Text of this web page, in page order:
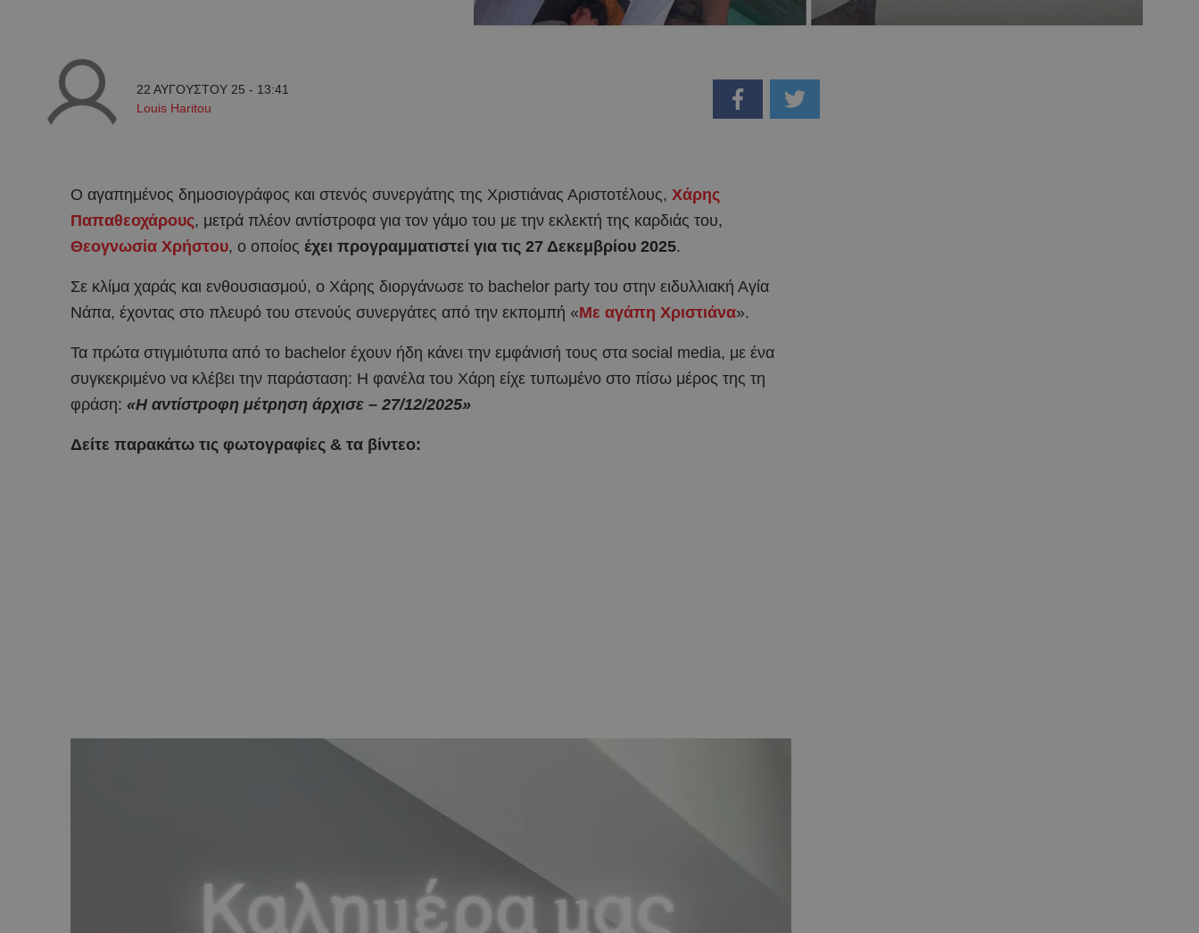
22 ΑΥΓΟΥΣΤΟΥ 25 - 13:41
Louis Haritou
Ο αγαπημένος δημοσιογράφος και στενός συνεργάτης της Χριστιάνας Αριστοτέλους, Χάρης
Παπαθεοχάρους, μετρά πλέον αντίστροφα για τον γάμο του με την εκλεκτή της καρδιάς του,
Θεογνωσία Χρήστου, ο οποίος έχει προγραμματιστεί για τις 27 Δεκεμβρίου 2025.
Σε κλίμα χαράς και ενθουσιασμού, ο Χάρης διοργάνωσε το bachelor party του στην ειδυλλιακή Αγία
Νάπα, έχοντας στο πλευρό του στενούς συνεργάτες από την εκπομπή «Με αγάπη Χριστιάνα».
Τα πρώτα στιγμιότυπα από το bachelor έχουν ήδη κάνει την εμφάνισή τους στα social media, με ένα
συγκεκριμένο να κλέβει την παράσταση: Η φανέλα του Χάρη είχε τυπωμένο στο πίσω μέρος της τη
φράση: «Η αντίστροφη μέτρηση άρχισε – 27/12/2025»
Δείτε παρακάτω τις φωτογραφίες & τα βίντεο: